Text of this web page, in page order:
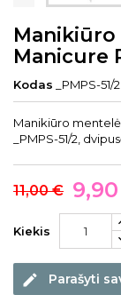
Manicure
Kodas _PMPS-51/2
Manikiūro mentelė
_PMPS-51/2,
11,00 €
Kiekis
edit Parašyti